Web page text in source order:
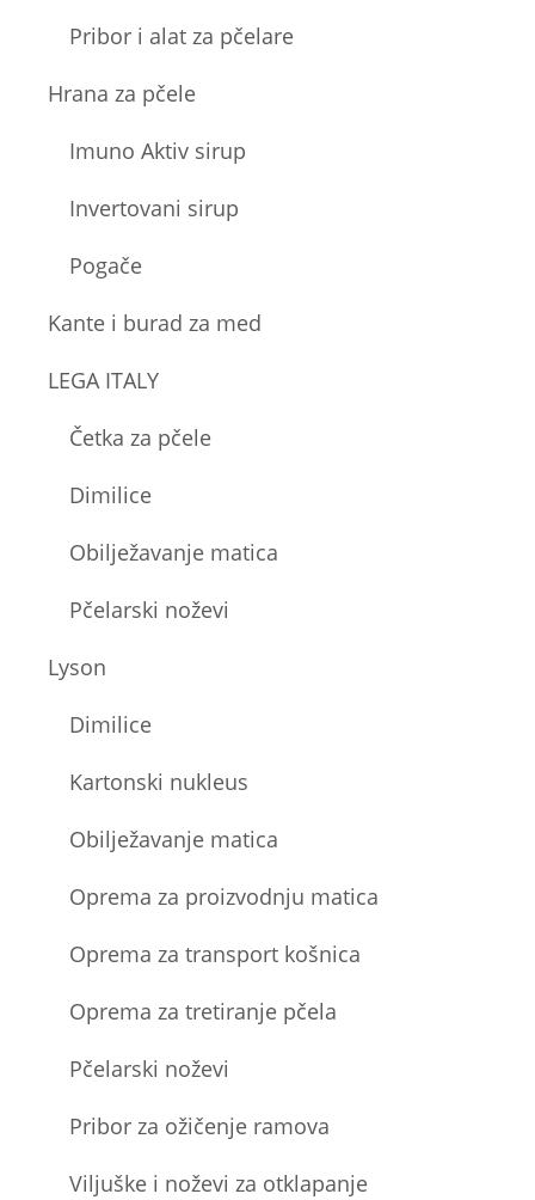
Pribor i alat za pčelare
Hrana za pčele
Imuno Aktiv sirup
Invertovani sirup
Pogače
Kante i burad za med
LEGA ITALY
Četka za pčele
Dimilice
Obilježavanje matica
Pčelarski noževi
Lyson
Dimilice
Kartonski nukleus
Obilježavanje matica
Oprema za proizvodnju matica
Oprema za transport košnica
Oprema za tretiranje pčela
Pčelarski noževi
Pribor za ožičenje ramova
Viljuške i noževi za otklapanje